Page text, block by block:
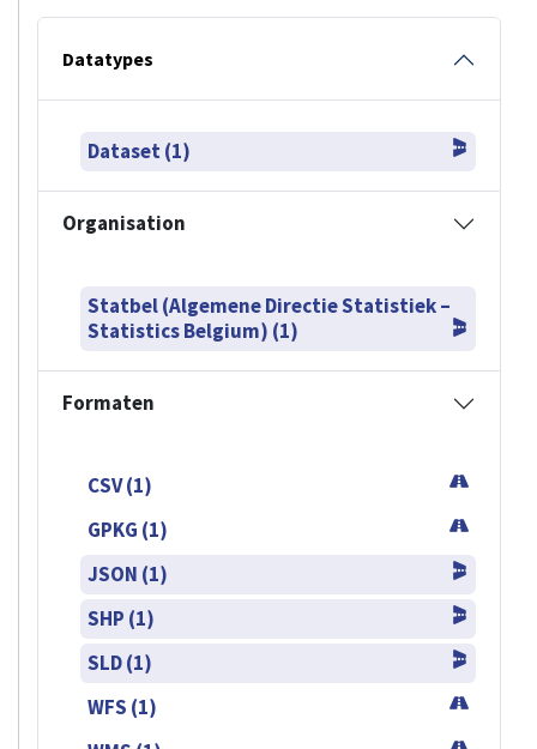
Datatypes
Dataset (1)
Organisation
Statbel (Algemene Directie Statistiek –
Statistics Belgium) (1)
Formaten
CSV (1)
GPKG (1)
JSON (1)
SHP (1)
SLD (1)
WFS (1)